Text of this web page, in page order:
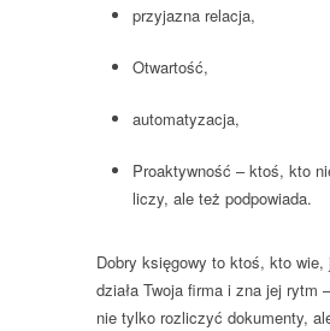
przyjazna relacja,
Otwartość,
automatyzacja,
Proaktywność – ktoś, kto
liczy, ale też podpowiada.
Dobry księgowy to ktoś, kto wie,
działa Twoja firma i zna jej rytm
nie tylko rozliczyć dokumenty,